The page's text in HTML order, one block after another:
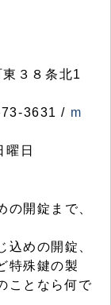
３８条北1
3631 / m
日
の開錠まで、
込めの開錠、
特殊鍵の製
ことなら何で